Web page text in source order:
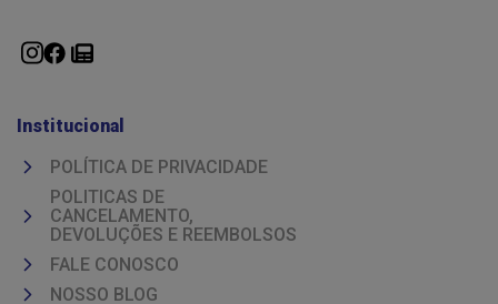
Institucional
POLÍTICA DE PRIVACIDADE
POLITICAS DE
CANCELAMENTO,
DEVOLUÇÕES E REEMBOLSOS
FALE CONOSCO
NOSSO BLOG